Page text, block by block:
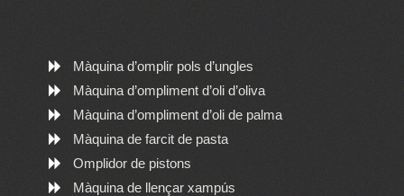
Màquina d’omplir pols d’ungles
Màquina d’ompliment d’oli d’oliva
Màquina d’ompliment d’oli de palma
Màquina de farcit de pasta
Omplidor de pistons
Màquina de llençar xampús